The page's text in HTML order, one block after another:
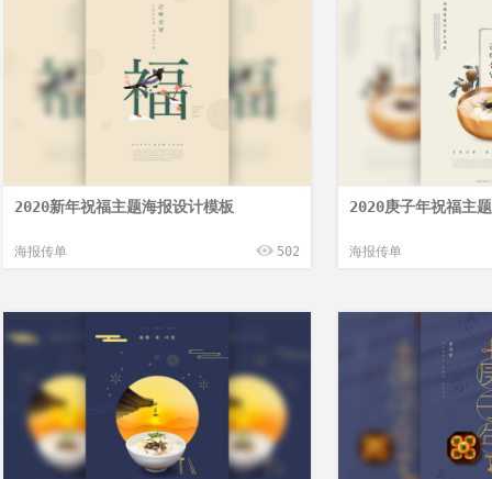
2020新年祝福主题海报设计模板
海报传单 502
2020庚子年祝福主
海报传单